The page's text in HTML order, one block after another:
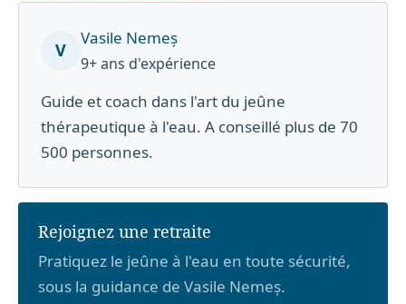
V
Vasile Nemeș
9+ ans d'expérience
Guide et coach dans l'art du jeûne
thérapeutique à l'eau. A conseillé plus de 70
500 personnes.
Rejoignez une retraite
Pratiquez le jeûne à l'eau en toute sécurité,
sous la guidance de Vasile Nemeș.